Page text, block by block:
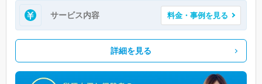
サービス内容 料金・事例を見る
詳細を見る